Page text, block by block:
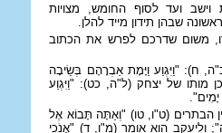
וישב ועד לסוף החומש, מצויות
שבהן תידון מייד להלן.
משום שדרכם לפרש את הכתוב
ח): "וַיִּגְוַע וַיָּמָת אַבְרָהָם בְּשֵׂיבָה
מותו של יצחק (ל"ה, כט): "וַיִּגְוַע
הבתרים (ט"ו, טו) "וְאַתָּה תָּבוֹא אֶל
וליעקב הוא אומר (מ"ו, ד) "אָנֹכִי